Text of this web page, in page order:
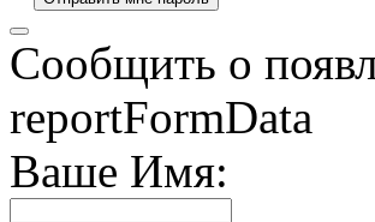
Сообщить о
reportFormData
Ваше Имя: